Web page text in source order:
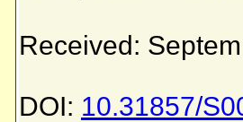
Received:
DOI: 10.31857/